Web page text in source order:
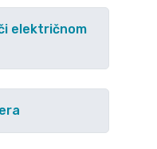
električnom